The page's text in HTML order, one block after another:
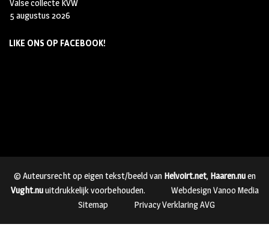
Valse collecte KVW
5 augustus 2026
LIKE ONS OP FACEBOOK!
© Auteursrecht op eigen tekst/beeld van Helvoirt.net, Haaren.nuen
Vught.nuuitdrukkelijk voorbehouden.
Webdesign Vanoo Media
Sitemap
Privacy Verklaring AVG